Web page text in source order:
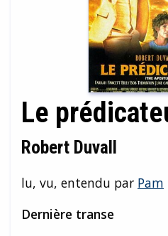
Le
Robert Duvall
lu, vu, entendu par Pam
Dernière transe